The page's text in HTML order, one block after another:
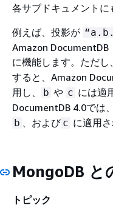
各サブドキュメントに
例えば、投影が
Amazon DocumentDB
に機能します。ただし
すると、Amazon
用し、
b や c には適
DocumentDB 4.0では
b 、および c に適用さ
MongoDB と
トピック